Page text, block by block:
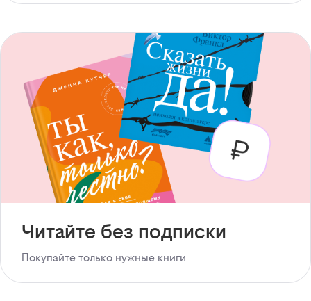
Читайте без подписки
Покупайте только нужные книги